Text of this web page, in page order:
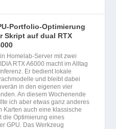
Portfolio-Optimierung
Skript auf dual RTX
Homelab-Server mit zwei
RTX A6000 macht im Alltag
Er bedient lokale
und bleibt dabei
in den eigenen vier
An diesem Wochenende
ich aber etwas ganz anderes
Karten auch eine klassische
die Optimierung eines
GPU. Das Werkzeug